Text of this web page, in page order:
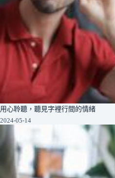
用心聆聽，聽見字裡行間的情緒
2024-05-14